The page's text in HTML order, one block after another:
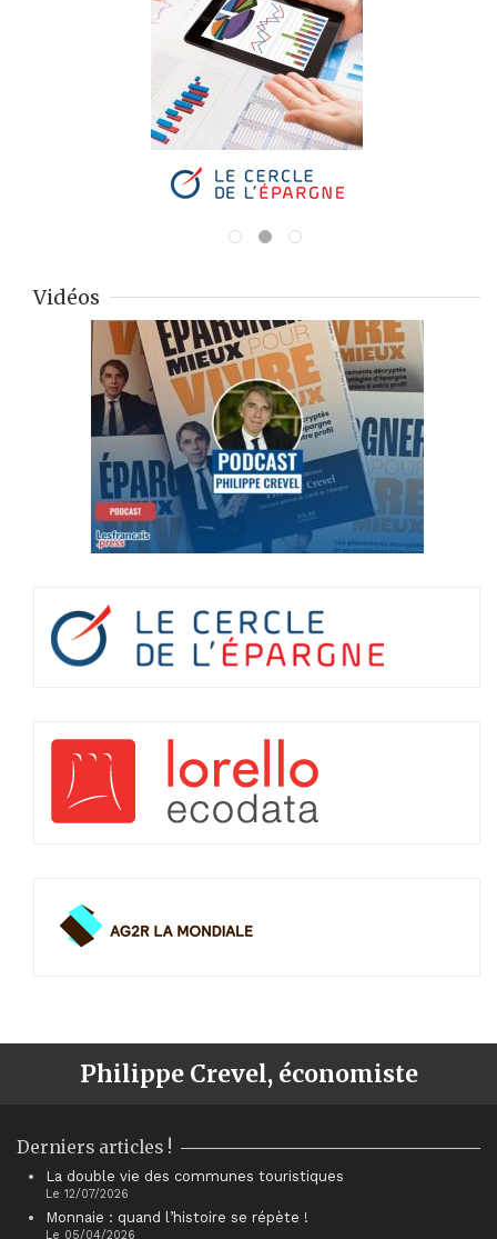
Vidéos
Philippe Crevel, économiste
Derniers articles !
La double vie des communes touristiques
Le 12/07/2026
Monnaie : quand l’histoire se répète !
Le 05/04/2026